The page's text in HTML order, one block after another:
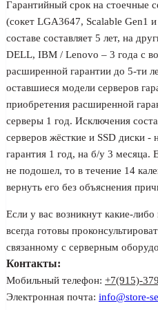
Гарантийный срок на стоечные
(сокет LGA3647, Scalable Gen1
составе составляет 5 лет, на
DELL, IBM / Lenovo – 3 года с
расширенной гарантии до 5-ти
оставшиеся модели серверов
приобретения расширенной
серверы 1 год. Исключения
серверов жёсткие и SSD диски -
гарантия 1 год, на б/у 3 месяца.
не подошел, то в течение 14
вернуть его без объяснения
Если у вас возникнут какие-
всегда готовы
связанному с серверным
Контакты:
Мобильный телефон: +7(915)-
Электронная почта: info@store-